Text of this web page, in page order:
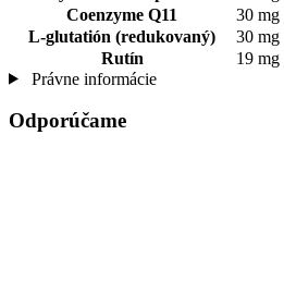
Coenzyme Q11
30 mg
L-glutatión (redukovaný)
30 mg
Rutín
19 mg
Právne informácie
Odporúčame